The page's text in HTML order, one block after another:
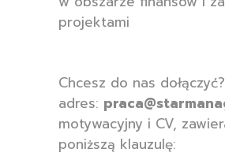
projektami
Chcesz do nas
adres:
motywacyjny i CV,
poniższą klauzulę: